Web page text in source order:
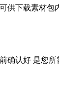
供下载素材
确认好 是您所